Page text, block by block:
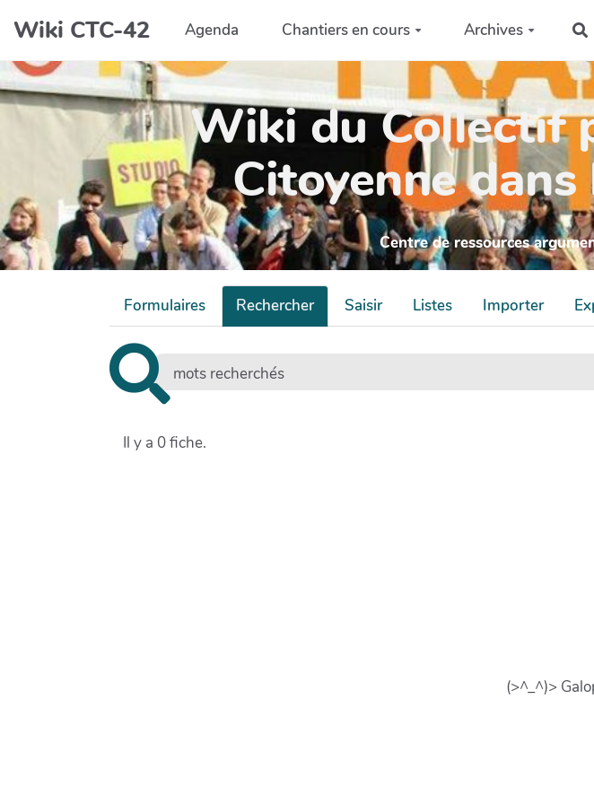
Aller au contenu principal
Wiki CTC-42 Agenda Chantiers en cours Archives
Wiki du Collectif
Citoyenne
Centre de ressources
Formulaires Rechercher Saisir Listes Importer
Il y a 0 fiche.
(>^_^)>